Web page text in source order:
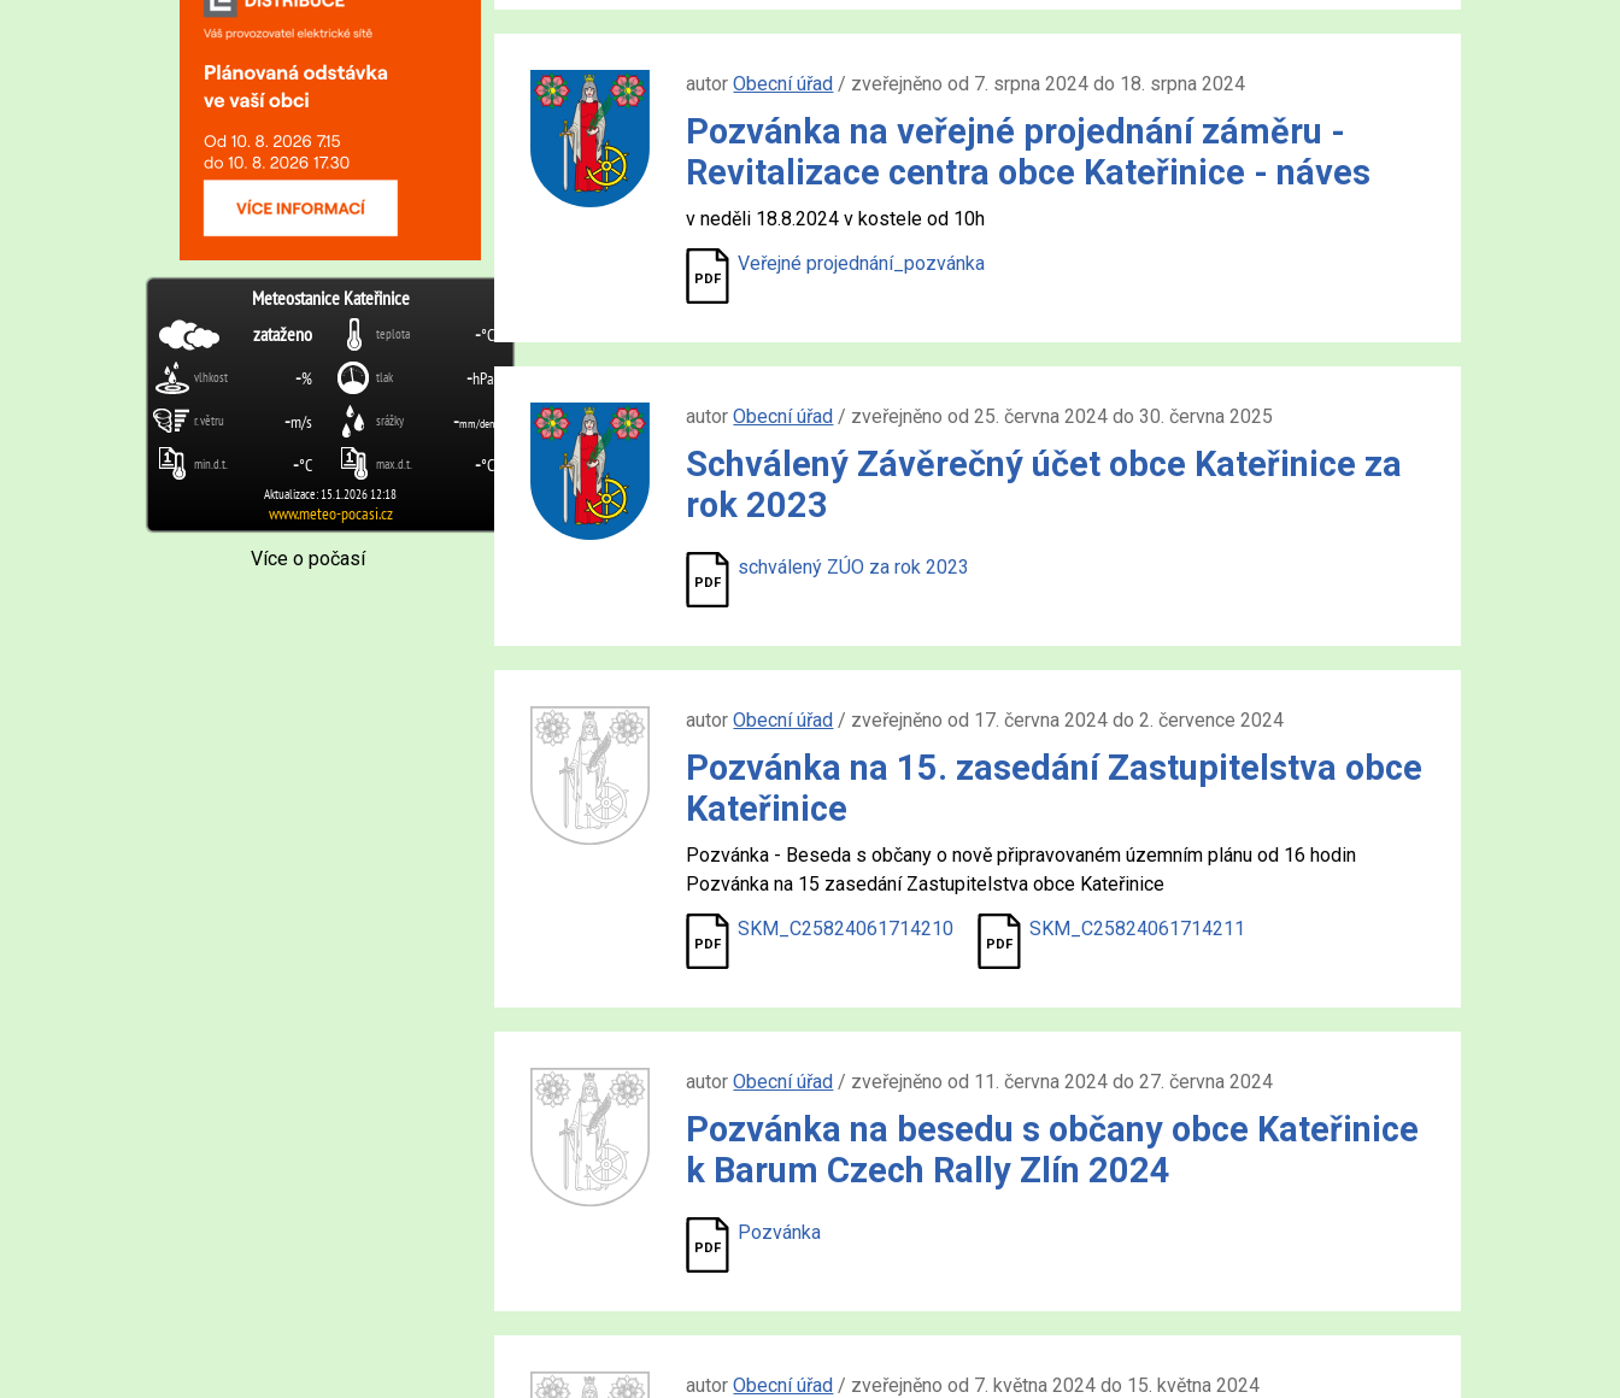
Více o počasí
autorObecní úřad / zveřejněno od 7. srpna 2024 do 18. srpna 2024
Pozvánka na veřejné projednání záměru -
Revitalizace centra obce Kateřinice - náves
v neděli 18.8.2024 v kostele od 10h
Veřejné projednání_pozvánka
autorObecní úřad / zveřejněno od 25. června 2024 do 30. června 2025
Schválený Závěrečný účet obce Kateřinice za
rok 2023
schválený ZÚO za rok 2023
autorObecní úřad / zveřejněno od 17. června 2024 do 2. července 2024
Pozvánka na 15. zasedání Zastupitelstva obce
Kateřinice
Pozvánka - Beseda s občany o nově připravovaném územním plánu od 16 hodin
Pozvánka na 15 zasedání Zastupitelstva obce Kateřinice
SKM_C25824061714210
SKM_C25824061714211
autorObecní úřad / zveřejněno od 11. června 2024 do 27. června 2024
Pozvánka na besedu s občany obce Kateřinice
k Barum Czech Rally Zlín 2024
Pozvánka
autorObecní úřad / zveřejněno od 7. května 2024 do 15. května 2024